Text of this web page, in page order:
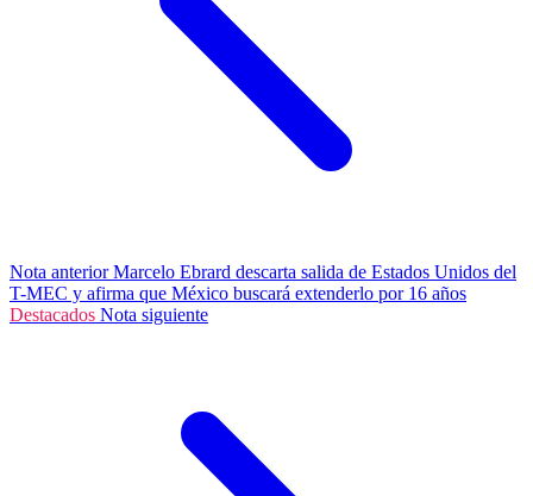
Nota anteriorMarcelo Ebrard descarta salida de Estados Unidos del
T-MEC y afirma que México buscará extenderlo por 16 años
Destacados Nota siguiente